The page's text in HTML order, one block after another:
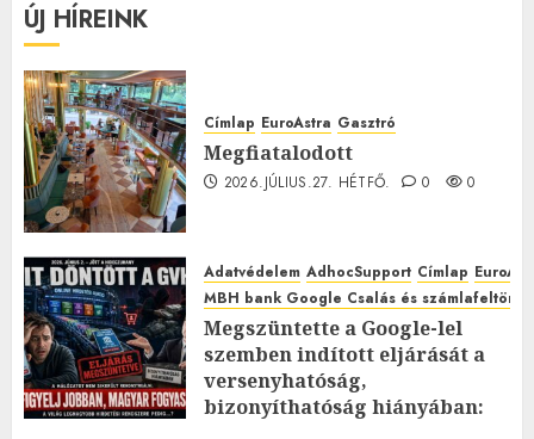
ÚJ HÍREINK
Címlap EuroAstra Gasztró
Megfiatalodott
2026.JÚLIUS.27. HÉTFŐ. 0 0
Adatvédelem AdhocSupport Címlap
MBH bank Google Csalás és
Megszüntette a Google-lel
szemben indított eljárását a
versenyhatóság,
bizonyíthatóság hiányában: